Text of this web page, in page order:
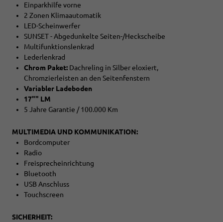
Einparkhilfe vorne
2 Zonen Klimaautomatik
LED-Scheinwerfer
SUNSET - Abgedunkelte Seiten-/Heckscheibe
Multifunktionslenkrad
Lederlenkrad
Chrom Paket: Dachreling in Silber eloxiert,
Chromzierleisten an den Seitenfenstern
Variabler Ladeboden
17"" LM
5 Jahre Garantie / 100.000 Km
MULTIMEDIA UND KOMMUNIKATION:
Bordcomputer
Radio
Freisprecheinrichtung
Bluetooth
USB Anschluss
Touchscreen
SICHERHEIT: